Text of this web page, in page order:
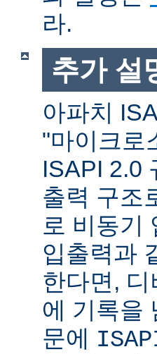
라.
추가 설
아파치
"마이크로
ISAPI 2.0
출력 구조
로 비동기
입출력과
한다면,
에 기록을
문에